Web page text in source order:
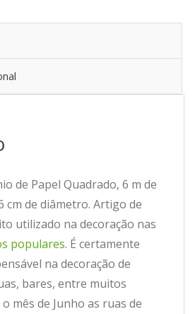
de Papel Quadrado, 6 m de
cm de diâmetro. Artigo de
utilizado na decoração nas
populares. É certamente
na decoração de
bares, entre muitos
mês de Junho as ruas de